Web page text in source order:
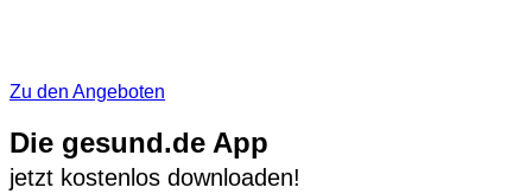
Zu den Angeboten
Die gesund.de App
jetzt kostenlos downloaden!